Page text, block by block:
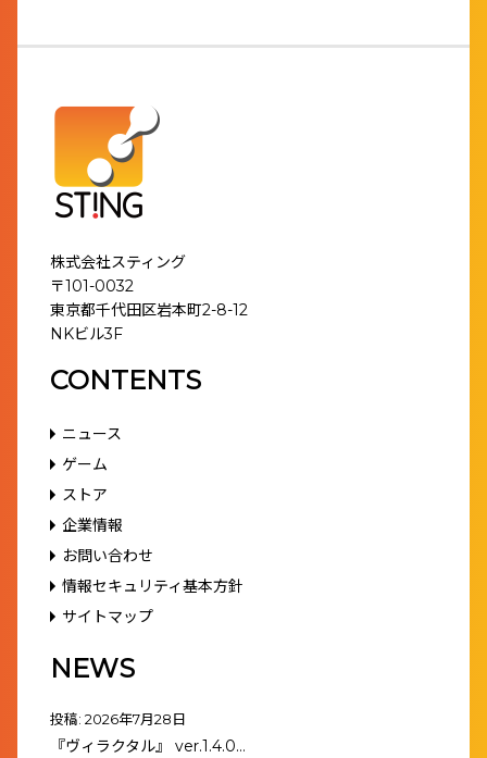
株式会社スティング
〒101-0032
東京都千代田区岩本町2-8-12
NKビル3F
CONTENTS
ニュース
ゲーム
ストア
企業情報
お問い合わせ
情報セキュリティ基本方針
サイトマップ
NEWS
投稿: 2026年7月28日
『ヴィラクタル』 ver.1.4.0…